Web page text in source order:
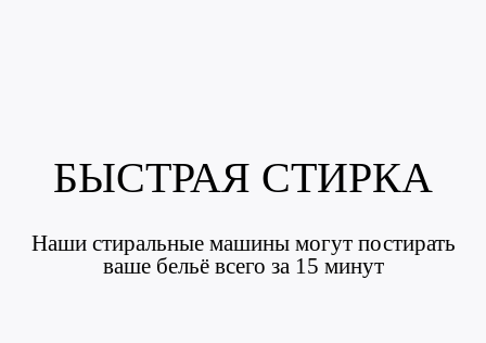
БЫСТРАЯ СТИРКА
Наши стиральные машины могут постирать
ваше бельё всего за 15 минут